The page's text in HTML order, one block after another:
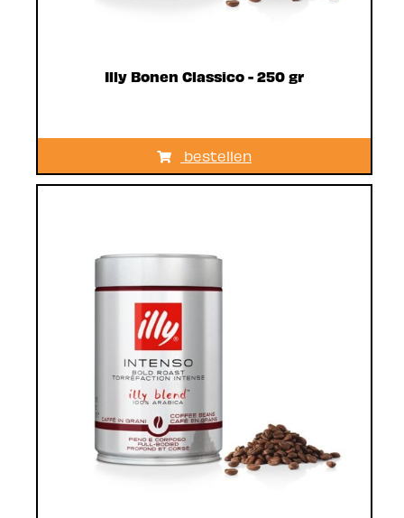
Illy Bonen Classico - 250 gr
bestellen